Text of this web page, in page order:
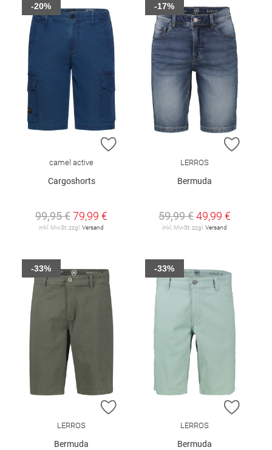
ZUR WUNSCHLISTE HINZUFÜGEN
camel active
Cargoshorts
99,95 €79,99 €
inkl. MwSt. zzgl.Versand
-20%
ZUR
LERROS
Bermuda
59,99 €49,99 €
inkl. MwSt. zzgl.Versand
-17%
ZUR WUNSCHLISTE HINZUFÜGEN
LERROS
Bermuda
-33%
ZUR
LERROS
Bermuda
-33%